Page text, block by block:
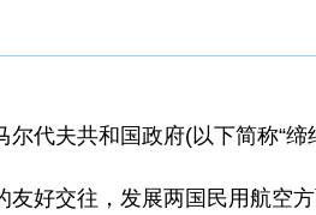
夫共和国政府(以下简称“缔
好交往，发展两国民用航空方